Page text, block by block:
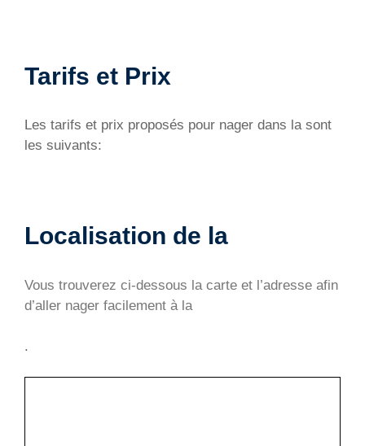
Tarifs et Prix
Les tarifs et prix proposés pour nager dans la sont
les suivants:
Localisation de la
Vous trouverez ci-dessous la carte et l’adresse afin
d’aller nager facilement à la
.